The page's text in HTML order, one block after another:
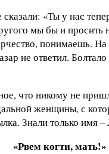
«Ты у нас
мы бы и просить
понимаешь.
не ответил.
что никому не
женщины, с
Знали только имя –
«Рвем когти, мать!»